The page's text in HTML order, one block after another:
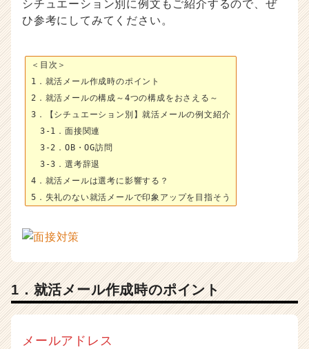
ら
ス
ウ
が
届
く
ト
チ
（C
h
e
シチュエーション別に例文もご紹介するので、ぜ
ひ参考にしてみてください。
＜目次＞
1．就活メール作成時のポイント
2．就活メールの構成～4つの構成をおさえる～
3．【シチュエーション別】就活メールの例文紹介
3-1．面接関連
3-2．OB・OG訪問
3-3．選考辞退
4．就活メールは選考に影響する？
5．失礼のない就活メールで印象アップを目指そう
1．就活メール作成時のポイント
メールアドレス